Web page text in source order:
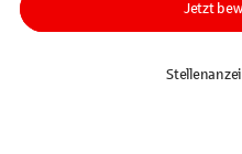
Jetzt